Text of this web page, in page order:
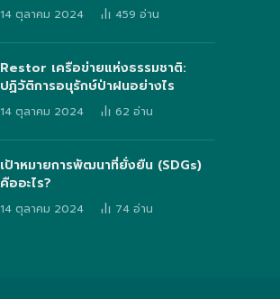
14 ตุลาคม 2024 459อ่าน
Restor เครือข่ายแห่งธรรมชาติ:
ปฏิวัติการอนุรักษ์ป่าฝนอย่างไร
14 ตุลาคม 2024 62อ่าน
เป้าหมายการพัฒนาที่ยั่งยืน (SDGs)
คืออะไร?
14 ตุลาคม 2024 74อ่าน